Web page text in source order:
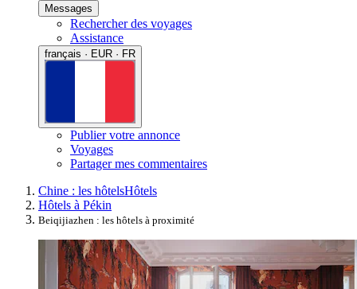
Messages
Rechercher des voyages
Assistance
français · EUR · FR
Publier votre annonce
Voyages
Partager mes commentaires
Chine : les hôtelsHôtels
Hôtels à Pékin
Beiqijiazhen : les hôtels à proximité